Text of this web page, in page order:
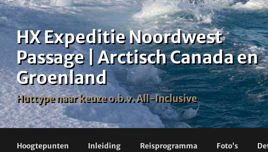
HX Expeditie Noordwest
Passage | Arctisch Canada en
Groenland
Huttype naar keuze o.b.v. All-Inclusive
Hoogtepunten Inleiding Reisprogramma Foto's